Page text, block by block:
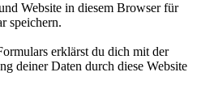
Website in diesem Browser für
speichern.
erklärst du dich mit der
deiner Daten durch diese Website